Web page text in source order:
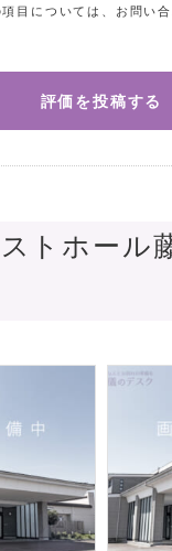
目については、お問い
評価を投稿する
トホール